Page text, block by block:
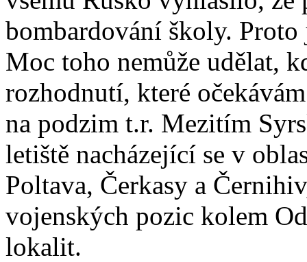
bombardování školy.
Moc toho nemůže udělat,
rozhodnutí, které
na podzim t.r. Mezitím
letiště nacházející se v
Poltava, Čerkasy a
vojenských pozic kolem
lokalit.